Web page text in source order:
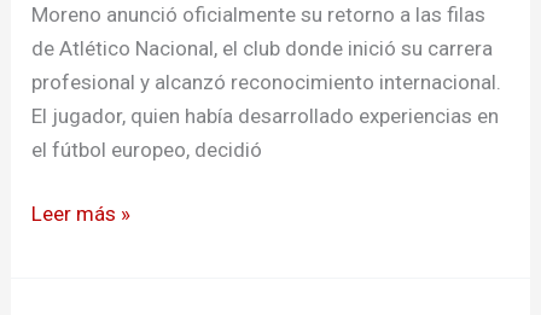
Moreno anunció oficialmente su retorno a las filas
de Atlético Nacional, el club donde inició su carrera
profesional y alcanzó reconocimiento internacional.
El jugador, quien había desarrollado experiencias en
el fútbol europeo, decidió
Leer más »